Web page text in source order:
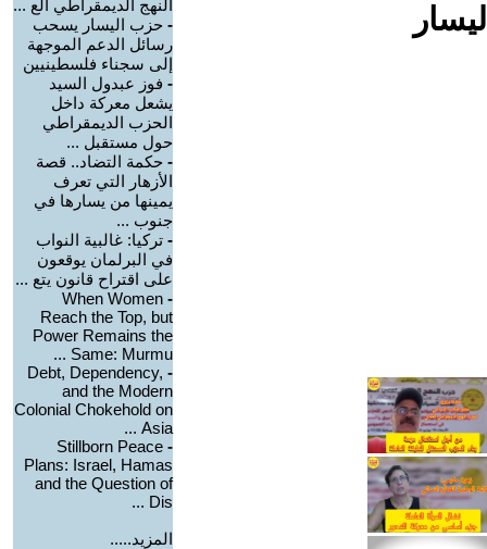
النهج الديمقراطي الع ...
- حزب اليسار يسحب
رسائل الدعم الموجهة
إلى سجناء فلسطينيين
- فوز عبدول السيد
يشعل معركة داخل
الحزب الديمقراطي
حول مستقبل ...
- حكمة التضاد.. قصة
الأزهار التي تعرف
يمينها من يسارها في
جنوب ...
- تركيا: غالبية النواب
في البرلمان يوقعون
على اقتراح قانون يتع ...
-
When Women
Reach the Top, but
Power Remains the
Same: Murmu ...
-
Debt, Dependency,
and the Modern
Colonial Chokehold on
Asia ...
-
Stillborn Peace
Plans: Israel, Hamas
and the Question of
Dis ...
المزيد.....